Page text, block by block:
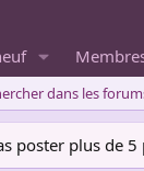
dans les
poster plus de